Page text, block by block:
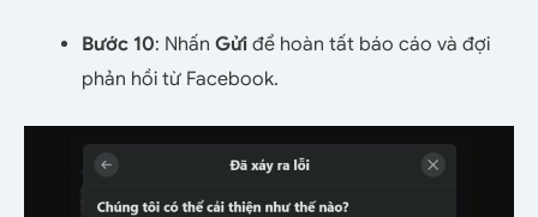
Bước 10: Nhấn Gửi để hoàn tất báo cáo và đợi
phản hồi từ Facebook.